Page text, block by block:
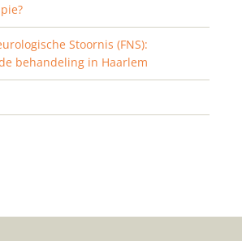
Stoornis (FNS):
behandeling in Haarlem